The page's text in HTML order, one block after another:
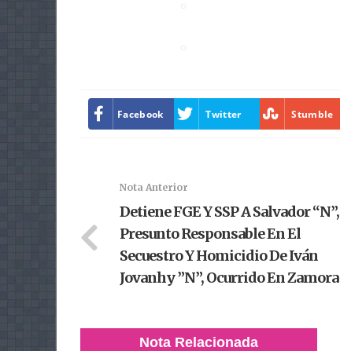
Facebook Twitter Stumble
Nota Anterior
Detiene FGE Y SSP A Salvador “N”,
Presunto Responsable En El
Secuestro Y Homicidio De Iván
Jovanhy ”N”, Ocurrido En Zamora
Nota Relacionada